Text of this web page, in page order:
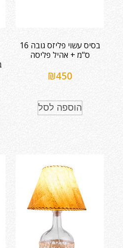
בסיס עשוי פליזס גובה 16
ס"מ + אהיל פליסה
₪450
הוספה לסל